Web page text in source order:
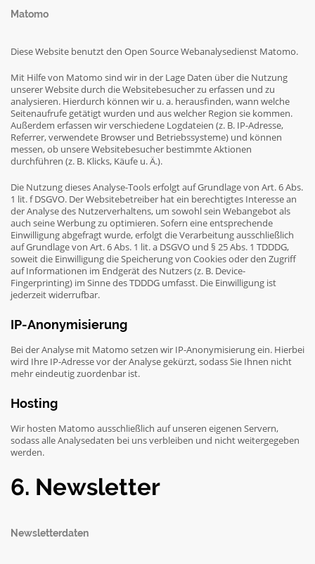
Matomo
Diese Website benutzt den Open Source Webanalysedienst Matomo.
Mit Hilfe von Matomo sind wir in der Lage Daten über die Nutzung
unserer Website durch die Websitebesucher zu erfassen und zu
analysieren. Hierdurch können wir u. a. herausfinden, wann welche
Seitenaufrufe getätigt wurden und aus welcher Region sie kommen.
Außerdem erfassen wir verschiedene Logdateien (z. B. IP-Adresse,
Referrer, verwendete Browser und Betriebssysteme) und können
messen, ob unsere Websitebesucher bestimmte Aktionen
durchführen (z. B. Klicks, Käufe u. Ä.).
Die Nutzung dieses Analyse-Tools erfolgt auf Grundlage von Art. 6 Abs.
1 lit. f DSGVO. Der Websitebetreiber hat ein berechtigtes Interesse an
der Analyse des Nutzerverhaltens, um sowohl sein Webangebot als
auch seine Werbung zu optimieren. Sofern eine entsprechende
Einwilligung abgefragt wurde, erfolgt die Verarbeitung ausschließlich
auf Grundlage von Art. 6 Abs. 1 lit. a DSGVO und § 25 Abs. 1 TDDDG,
soweit die Einwilligung die Speicherung von Cookies oder den Zugriff
auf Informationen im Endgerät des Nutzers (z. B. Device-
Fingerprinting) im Sinne des TDDDG umfasst. Die Einwilligung ist
jederzeit widerrufbar.
IP-Anonymisierung
Bei der Analyse mit Matomo setzen wir IP-Anonymisierung ein. Hierbei
wird Ihre IP-Adresse vor der Analyse gekürzt, sodass Sie Ihnen nicht
mehr eindeutig zuordenbar ist.
Hosting
Wir hosten Matomo ausschließlich auf unseren eigenen Servern,
sodass alle Analysedaten bei uns verbleiben und nicht weitergegeben
werden.
6. Newsletter
Newsletter­daten